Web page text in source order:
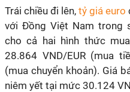
Trái chiều đi lên, tỷ giá euro
với Đồng Việt Nam trong
cho cả hai hình thức
28.864 VND/EUR (mua
(mua chuyển khoản). Giá
niêm yết tại mức 30.124